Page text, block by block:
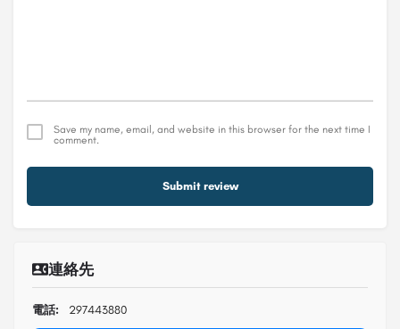
Save my name, email, and website in this browser for the next time I
comment.
Submit review
連絡先
電話: 297443880